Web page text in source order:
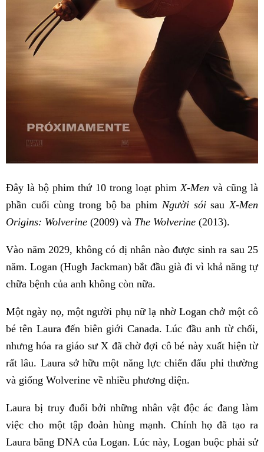
Đây là bộ phim thứ 10 trong loạt phimX-Men và cũng là
phần cuối cùng trong bộ ba phim Người sóisauX-Men
Origins: Wolverine (2009) và The Wolverine (2013).
Vào năm 2029, không có dị nhân nào được sinh ra sau 25
năm. Logan (Hugh Jackman) bắt đầu già đi vì khả năng tự
chữa bệnh của anh không còn nữa.
Một ngày nọ, một người phụ nữ lạ nhờ Logan chở một cô
bé tên Laura đến biên giới Canada. Lúc đầu anh từ chối,
nhưng hóa ra giáo sư X đã chờ đợi cô bé này xuất hiện từ
rất lâu. Laura sở hữu một năng lực chiến đấu phi thường
và giống Wolverine về nhiều phương diện.
Laura bị truy đuổi bởi những nhân vật độc ác đang làm
việc cho một tập đoàn hùng mạnh. Chính họ đã tạo ra
Laura bằng DNA của Logan. Lúc này, Logan buộc phải sử